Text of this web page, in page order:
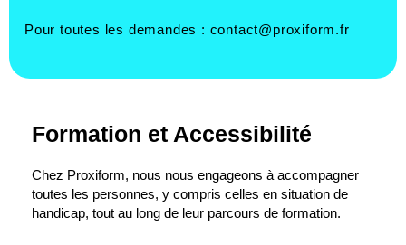
Pour toutes les demandes : contact@proxiform.fr
Formation et Accessibilité
Chez Proxiform, nous nous engageons à accompagner
toutes les personnes, y compris celles en situation de
handicap, tout au long de leur parcours de formation.